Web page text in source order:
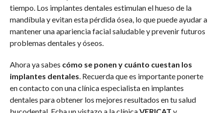
tiempo. Los implantes dentales estimulan el hueso de la
mandíbula y evitan esta pérdida ósea, lo que puede ayudar a
mantener una apariencia facial saludable y prevenir futuros
problemas dentales y óseos.
Ahora ya sabes cómo se ponen y cuánto cuestan los
implantes dentales. Recuerda que es importante ponerte
en contacto con una clínica especialista en implantes
dentales para obtener los mejores resultados en tu salud